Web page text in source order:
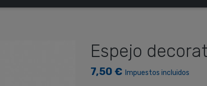
Espejo
7,50 € Impuestos incluidos